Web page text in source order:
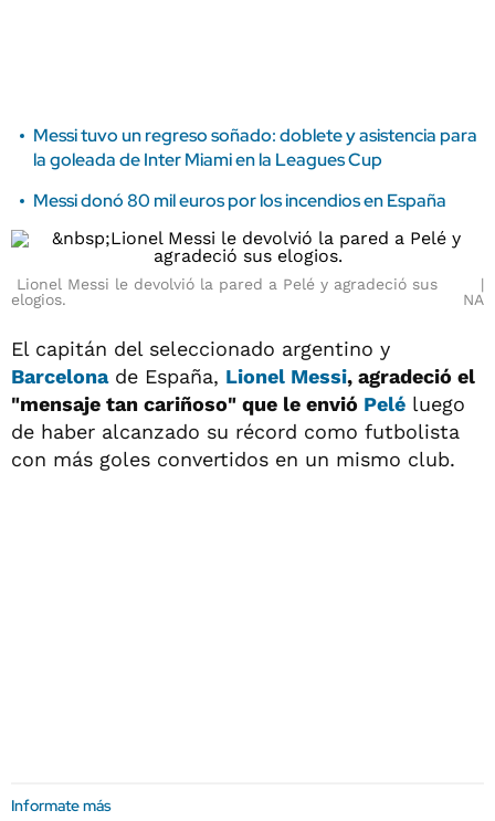
Messi tuvo un regreso soñado: doblete y asistencia para
la goleada de Inter Miami en la Leagues Cup
Messi donó 80 mil euros por los incendios en España
Lionel Messi le devolvió la pared a Pelé y agradeció sus
elogios.
NA
El capitán del seleccionado argentino y
Barcelonade España, Lionel Messi, agradeció el
"mensaje tan cariñoso" que le envió Pelé luego
de haber alcanzado su récord como futbolista
con más goles convertidos en un mismo club.
Informate más